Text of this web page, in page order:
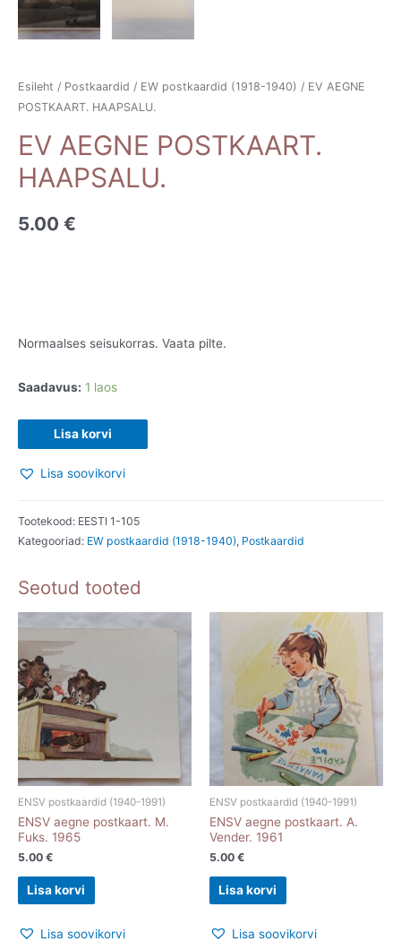
Esileht / Postkaardid / EW postkaardid (1918-1940) / EV AEGNE
POSTKAART. HAAPSALU.
EV AEGNE POSTKAART.
HAAPSALU.
5.00 €
Normaalses seisukorras. Vaata pilte.
Saadavus: 1 laos
AEGNE
POSTKAART.
kogus
Lisa korvi
Lisa soovikorvi
Tootekood: EESTI 1-105
Kategooriad: EW postkaardid (1918-1940), Postkaardid
Seotud tooted
ENSV postkaardid (1940-1991)
ENSV aegne postkaart. M.
Fuks. 1965
5.00 €
Lisa korvi
Lisa soovikorvi
ENSV postkaardid (1940-1991)
ENSV aegne postkaart. A.
Vender. 1961
5.00 €
Lisa korvi
Lisa soovikorvi